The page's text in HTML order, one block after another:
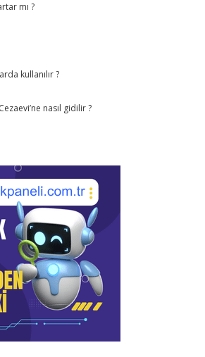
mı ?
kullanılır ?
nasıl gidilir ?